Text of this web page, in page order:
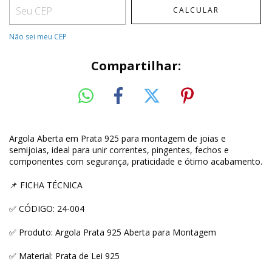
CALCULAR
Não sei meu CEP
Compartilhar:
Argola Aberta em Prata 925 para montagem de joias e
semijoias, ideal para unir correntes, pingentes, fechos e
componentes com segurança, praticidade e ótimo acabamento.
📌 FICHA TÉCNICA
✅ CÓDIGO: 24-004
✅ Produto: Argola Prata 925 Aberta para Montagem
✅ Material: Prata de Lei 925